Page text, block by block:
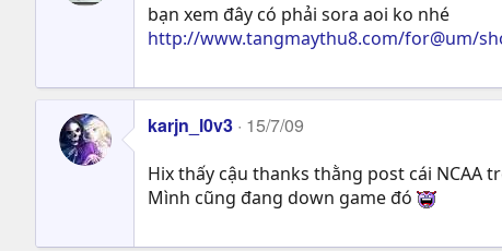
bạn xem đây có phải sora aoi ko nhé
http://www.tangmaythu8.com/for@um/
karjn_l0v3 15/7/09
Hix thấy cậu thanks thằng post cái NCAA
Mình cũng đang down game đó